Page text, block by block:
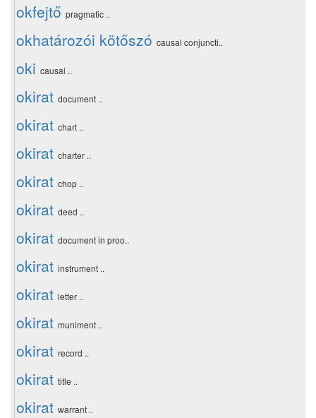
okfejtő pragmatic ..
okhatározói kötőszó causal conjuncti..
oki causal ..
okirat document ..
okirat chart ..
okirat charter ..
okirat chop ..
okirat deed ..
okirat document in proo..
okirat instrument ..
okirat letter ..
okirat muniment ..
okirat record ..
okirat title ..
okirat warrant ..